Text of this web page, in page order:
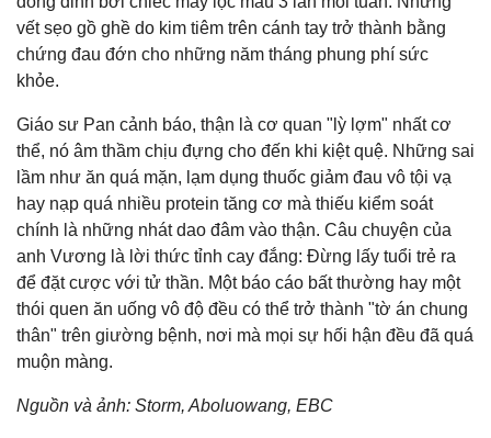
vết sẹo gồ ghề do kim tiêm trên cánh tay trở thành bằng
chứng đau đớn cho những năm tháng phung phí sức
khỏe.
Giáo sư Pan cảnh báo, thận là cơ quan "lỳ lợm" nhất cơ
thể, nó âm thầm chịu đựng cho đến khi kiệt quệ. Những sai
lầm như ăn quá mặn, lạm dụng thuốc giảm đau vô tội vạ
hay nạp quá nhiều protein tăng cơ mà thiếu kiểm soát
chính là những nhát dao đâm vào thận. Câu chuyện của
anh Vương là lời thức tỉnh cay đắng: Đừng lấy tuổi trẻ ra
để đặt cược với tử thần. Một báo cáo bất thường hay một
thói quen ăn uống vô độ đều có thể trở thành "tờ án chung
thân" trên giường bệnh, nơi mà mọi sự hối hận đều đã quá
muộn màng.
Nguồn và ảnh: Storm, Aboluowang, EBC